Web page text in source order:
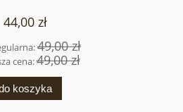
44,00 zł
49,00 zł
cena:49,00 zł
koszyka